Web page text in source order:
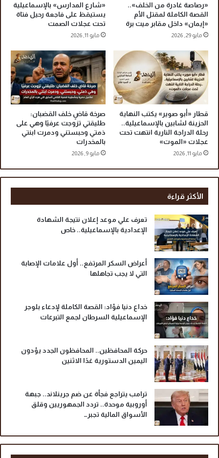
د
ا
ش
ح
ت
أ
ن
ر
»
خ
ا
ر
ب
ا
ل
إ
ذ
ا
ة
ا
ل
م
ص
ر
ي
ة
؟
«رصاصة غادرة من الخلف»..
القصة الكاملة لمقتل الأم
«إيمان» داخل مقابر ميت برة
مايو 29, 2026
«شارع المدارس» بالإسماعيلية
يستيقظ على فاجعة رحيل فتاة
تحت عجلات الصمت
مايو 11, 2026
قطار «أبو صوير» يكتب النهاية
الحزينة لشابين بالإسماعيلية..
رحلة الدراجة النارية انتهت تحت
عجلات «الموت»
مايو 11, 2026
صرخة قاضٍ خلف القضبان:
طليقتي تزوجت عرفيًا وهي على
ذمتي وحبستني ودمرت ابنتي
بالمخدرات
مايو 9, 2026
الأكثر قراءة
تعرف علي موعد إعلان نتيجة الشهادة
الإعدادية بالإسماعيلية.. خاص
أعراض السكر المرتفع.. أول علامات الإصابة
التي لا يجب تجاهلها
خداع دنيا فؤاد: القصة الكاملة لإدعاء بلوجر
الإسماعيلية السرطان لجمع التبرعات
حركة المحافظين.. المحافظون الجدد يؤدون
اليمين الدستورية غدًا الاثنين
ترامب يتراجع فجأة عن ضم جرينلاند.. جبهة
أوروبية موحدة.. تردد الجمهوريين وقلق
الأسواق المالية تجبر…